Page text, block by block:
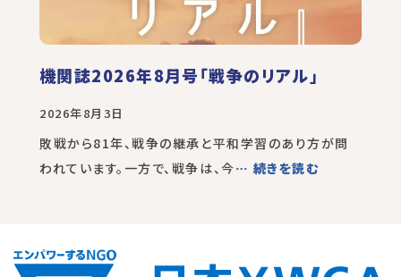
機関誌2026年8月号「戦争のリアル」
2026年8月3日
敗戦から81年、戦争の継承と平和学習のあり方が問
われています。一方で、戦争は、今… 続きを読む